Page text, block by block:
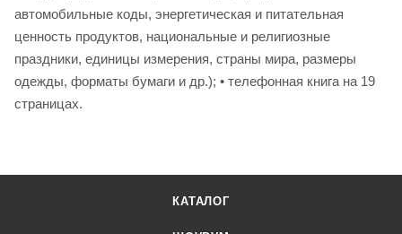
автомобильные коды, энергетическая и питательная
ценность продуктов, национальные и религиозные
праздники, единицы измерения, страны мира, размеры
одежды, форматы бумаги и др.); • телефонная книга на 19
страницах.
КАТАЛОГ